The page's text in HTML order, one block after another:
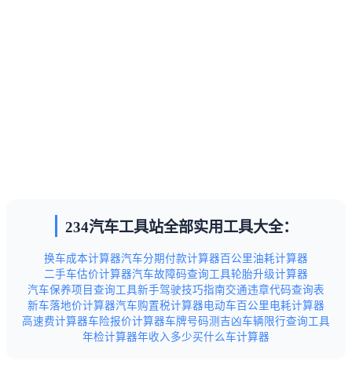
234汽车工具站全部实用工具大全：
换车成本计算器汽车分期付款计算器 百公里油耗计算器
二手车估价计算器汽车故障码查询工具轮胎升级计算器
汽车保养项目查询工具新手驾驶技巧指南交通违章代码查询表
新车落地价计算器汽车购置税计算器电动车百公里电耗计算器
高速费计算器车险报价计算器车牌号码测吉凶车辆限行查询工具
年检计算器年收入多少买什么车计算器